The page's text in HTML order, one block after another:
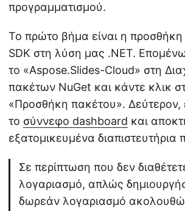
προγραμματισμού.
Το πρώτο βήμα είναι η
SDK στη λύση μας .NET.
το «Aspose.Slides-Cloud» στη
πακέτων NuGet και κάντε κλικ
«Προσθήκη πακέτου». Δεύτερον,
το σύννεφο dashboard και
εξατομικευμένα διαπιστευτήρια
Σε περίπτωση που δεν
λογαριασμό, απλώς
δωρεάν λογαριασμό